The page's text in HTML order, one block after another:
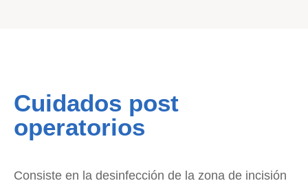
Cuidados post
operatorios
Consiste en la desinfección de la zona de incisión